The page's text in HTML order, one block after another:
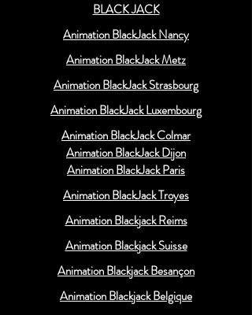
BLACK JACK
Animation BlackJack Nancy
Animation BlackJack Metz
Animation BlackJack Strasbourg
Animation BlackJack Luxembourg
Animation BlackJack Colmar
Animation BlackJack Dijon
Animation BlackJack Paris
Animation BlackJack Troyes
Animation Blackjack Reims
Animation Blackjack Suisse
Animation Blackjack Besançon
Animation Blackjack Belgique